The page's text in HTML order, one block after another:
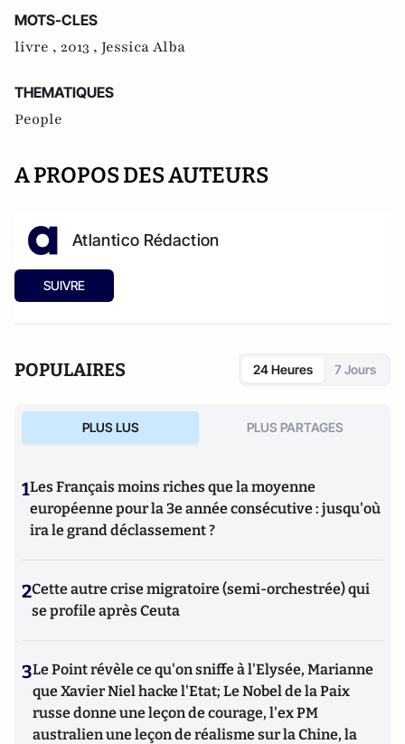
MOTS-CLES
livre , 2013 , Jessica Alba
THEMATIQUES
People
A PROPOS DES AUTEURS
Atlantico Rédaction
SUIVRE
POPULAIRES 24 Heures 7 Jours
PLUS LUS PLUS PARTAGES
1Les Français moins riches que la moyenne
européenne pour la 3e année consécutive : jusqu'où
ira le grand déclassement ?
2Cette autre crise migratoire (semi-orchestrée) qui
se profile après Ceuta
3Le Point révèle ce qu'on sniffe à l'Elysée, Marianne
que Xavier Niel hacke l'Etat; Le Nobel de la Paix
russe donne une leçon de courage, l'ex PM
australien une leçon de réalisme sur la Chine, la